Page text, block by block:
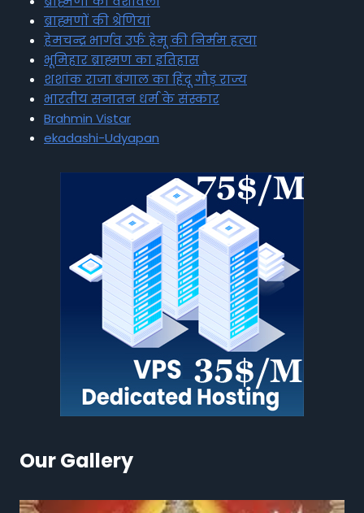
ब्राह्मणों की श्रेणियां
हेमचन्द्र भार्गव उर्फ हेमू की निर्मम हत्या
भूमिहार ब्राह्मण का इतिहास
शशांक राजा बंगाल का हिंदू गौड़ राज्य
भारतीय सनातन धर्म के संस्कार
Brahmin Vistar
ekadashi-Udyapan
Our Gallery